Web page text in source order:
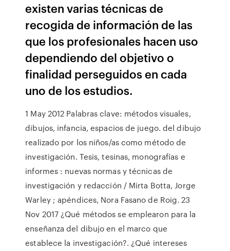
existen varias técnicas de
recogida de información de las
que los profesionales hacen uso
dependiendo del objetivo o
finalidad perseguidos en cada
uno de los estudios.
1 May 2012 Palabras clave: métodos visuales,
dibujos, infancia, espacios de juego. del dibujo
realizado por los niños/as como método de
investigación. Tesis, tesinas, monografías e
informes : nuevas normas y técnicas de
investigación y redacción / Mirta Botta, Jorge
Warley ; apéndices, Nora Fasano de Roig. 23
Nov 2017 ¿Qué métodos se emplearon para la
enseñanza del dibujo en el marco que
establece la investigación?. ¿Qué intereses